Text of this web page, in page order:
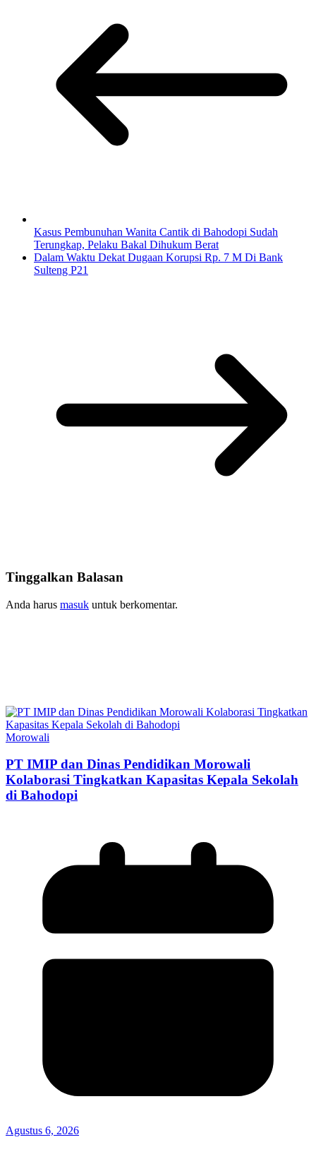
Kasus Pembunuhan Wanita Cantik di Bahodopi Sudah
Terungkap, Pelaku Bakal Dihukum Berat
Dalam Waktu Dekat Dugaan Korupsi Rp. 7 M Di Bank
Sulteng P21
Tinggalkan Balasan
Anda harus masuk untuk berkomentar.
Morowali
PT IMIP dan Dinas Pendidikan Morowali
Kolaborasi Tingkatkan Kapasitas Kepala Sekolah
di Bahodopi
Agustus 6, 2026